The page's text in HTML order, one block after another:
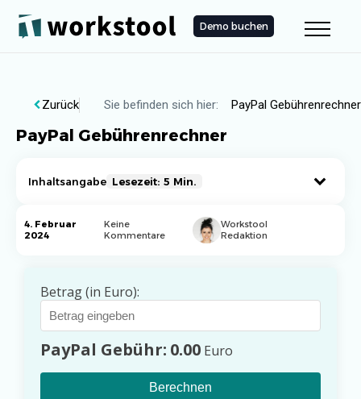
Demo buchen
Zurück Sie befinden sich hier: PayPal Gebührenrechner
PayPal Gebührenrechner
Inhaltsangabe Lesezeit: 5 Min.
PayPal Gebührenrechner: Transparenz bei
finanziellen Transaktionen
Funktionsweise des Rechners
Berücksichtigung von Geschäftsanforderungen
4. Februar
2024
Keine
Kommentare
Workstool
Redaktion
Betrag (in Euro):
PayPal Gebühr: 0.00 Euro
Berechnen